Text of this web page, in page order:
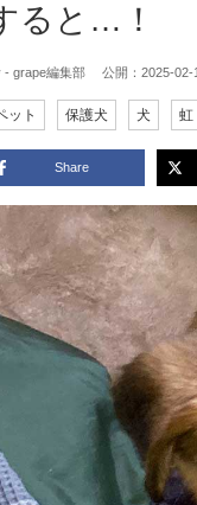
ると…！
- grape編集部 公開： 2025-02-
ット 保護犬 犬 虹
Share